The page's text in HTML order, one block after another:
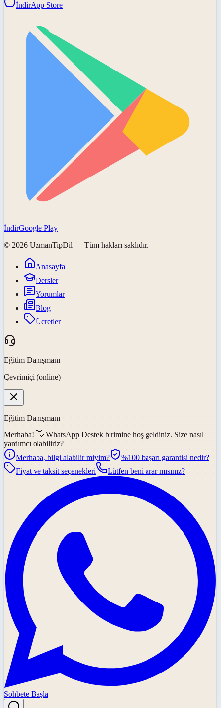
İndirApp Store
İndirGoogle Play
© 2026 UzmanTipDil — Tüm hakları saklıdır.
Anasayfa
Dersler
Yorumlar
Blog
Ücretler
Eğitim Danışmanı
Çevrimiçi (online)
Eğitim Danışmanı
Merhaba! 👋 WhatsApp Destek birimine hoş geldiniz. Size nasıl
yardımcı olabiliriz?
Merhaba, bilgi alabilir miyim?
%100 başarı garantisi nedir?
Fiyat ve taksit seçenekleri
Lütfen beni arar mısınız?
Sohbete Başla